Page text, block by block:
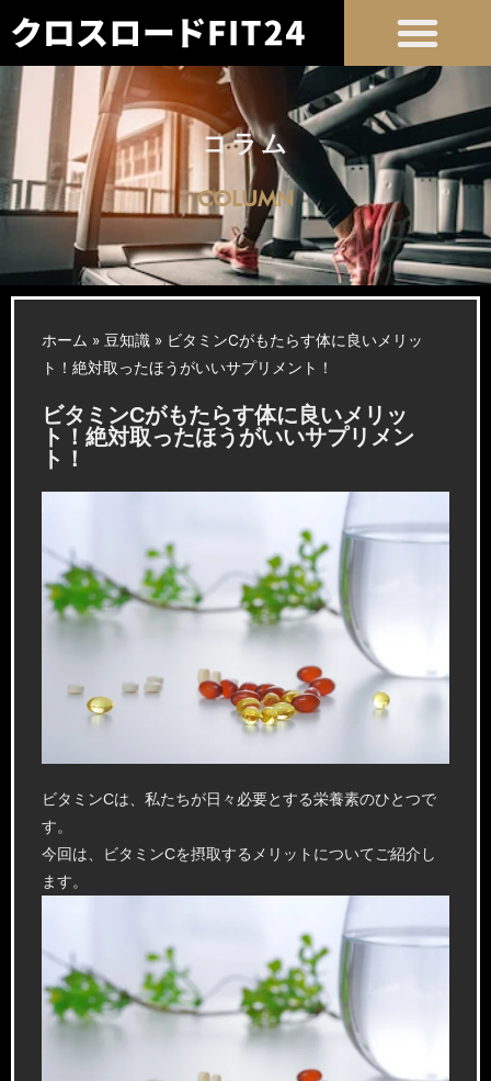
コラム
COLUMN
ホーム » 豆知識 » ビタミンCがもたらす体に良いメリッ
ト！絶対取ったほうがいいサプリメント！
ビタミンCがもたらす体に良いメリッ
ト！絶対取ったほうがいいサプリメン
ト！
ビタミンCは、私たちが日々必要とする栄養素のひとつで
す。
今回は、ビタミンCを摂取するメリットについてご紹介し
ます。